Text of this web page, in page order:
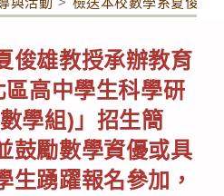
俊雄教授承辦教育
高中學生科學研
學組)」招生簡
鼓勵數學資優或具
生踴躍報名參加，